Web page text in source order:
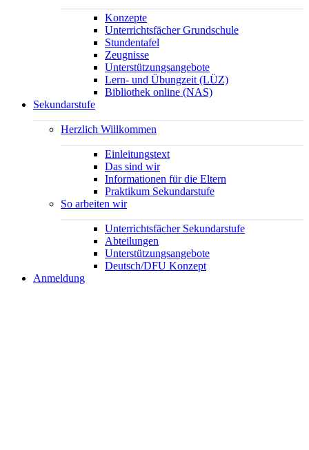
Konzepte
Unterrichtsfächer Grundschule
Stundentafel
Zeugnisse
Unterstützungsangebote
Lern- und Übungzeit (LÜZ)
Bibliothek online (NAS)
Sekundarstufe
Herzlich Willkommen
Einleitungstext
Das sind wir
Informationen für die Eltern
Praktikum Sekundarstufe
So arbeiten wir
Unterrichtsfächer Sekundarstufe
Abteilungen
Unterstützungsangebote
Deutsch/DFU Konzept
Anmeldung